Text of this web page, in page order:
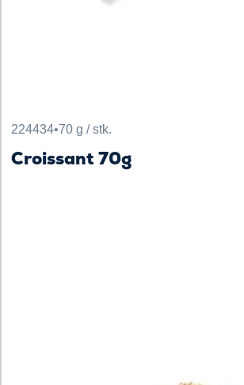
224434•70 g / stk.
Croissant 70g